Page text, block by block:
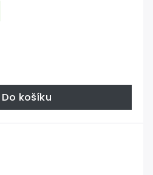
Do košíku